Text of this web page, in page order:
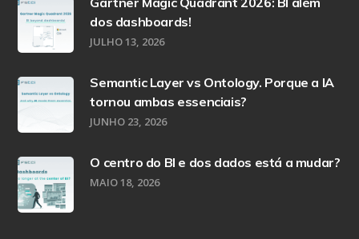
dos dashboards!
JULHO 13, 2026
Semantic Layer vs Ontology. Porque a IA
tornou ambas essenciais?
JUNHO 23, 2026
O centro do BI e dos dados está a mudar?
MAIO 18, 2026